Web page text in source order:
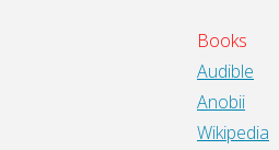
Books
Audible
Anobii
Wikipedia